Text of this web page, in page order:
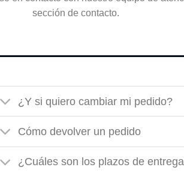
sección de contacto.
¿Y si quiero cambiar mi pedido?
Cómo devolver un pedido
¿Cuáles son los plazos de